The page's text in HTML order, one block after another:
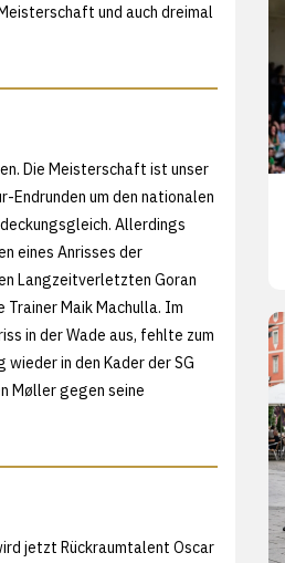
und auch dreimal
Die Meisterschaft ist unser
Endrunden um den nationalen
Allerdings
eines Anrisses der
Langzeitverletzten Goran
Maik Machulla. Im
in der Wade aus, fehlte zum
in den Kader der SG
Møller gegen seine
jetzt Rückraumtalent Oscar